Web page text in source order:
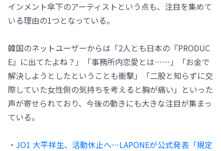
インメント傘下のアーティストという点も、注目を集めて
いる理由の1つとなっている。
韓国のネットユーザーからは「2人とも日本の『PRODUC
E』に出てたよね？」「事務所内恋愛とは……」「お金で
解決しようとしたということも衝撃」「二股と知らずに交
際していた女性側の気持ちを考えると胸が痛い」といった
声が寄せられており、今後の動きにも大きな注目が集まっ
ている。
・JO1 大平祥生、活動休止へ…LAPONEが公式発表「規定